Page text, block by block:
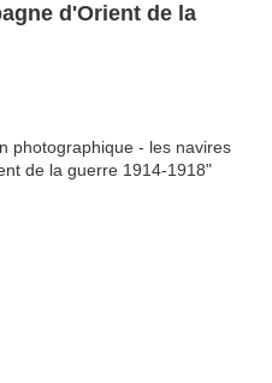
d'Orient de la